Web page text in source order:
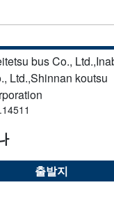
bus Co.,
Ltd.,Shinnan koutsu
출발지